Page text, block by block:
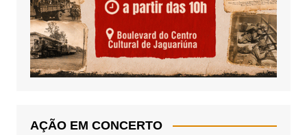
AÇÃO EM CONCERTO